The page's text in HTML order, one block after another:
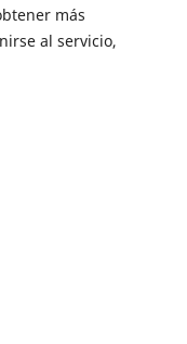
más
al servicio,